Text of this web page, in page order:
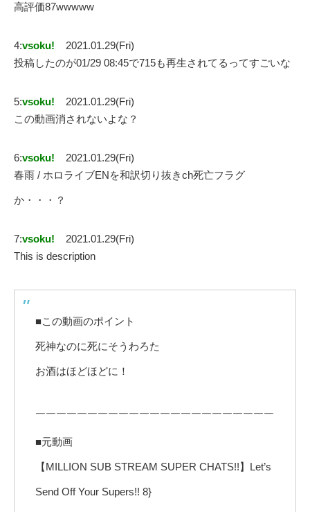
高評価87wwwww
4:vsoku!
2021.01.29(Fri)
投稿したのが01/29 08:45で715も再生されてるってすごいな
5:vsoku!
2021.01.29(Fri)
この動画消されないよな？
6:vsoku!
2021.01.29(Fri)
春雨 / ホロライブENを和訳切り抜きch死亡フラグ
か・・・？
7:vsoku!
2021.01.29(Fri)
This is description
■この動画のポイント
死神なのに死にそうわろた
お酒はほどほどに！
￣￣￣￣￣￣￣￣￣￣￣￣￣￣￣￣￣￣￣￣￣￣￣
■元動画
【MILLION SUB STREAM SUPER CHATS!!】Let’s
Send Off Your Supers!! 8}